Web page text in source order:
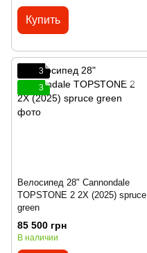
Купить
3
3
Велосипед 28" Cannondale
TOPSTONE 2 2X (2025) spruce
green
85 500 грн
В наличии